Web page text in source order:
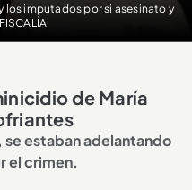
los imputados por si asesinato y
de María
se estaban adelantando
el crimen.